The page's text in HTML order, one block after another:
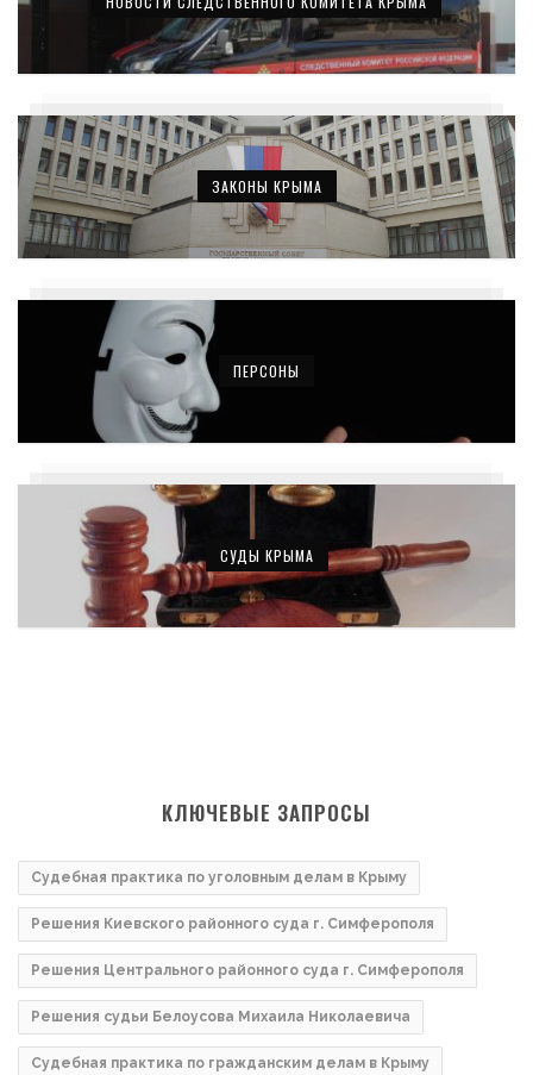
ЗАКОНЫ КРЫМА
ПЕРСОНЫ
СУДЫ КРЫМА
КЛЮЧЕВЫЕ ЗАПРОСЫ
Судебная практика по уголовным делам в Крыму
Решения Киевского районного суда г. Симферополя
Решения Центрального районного суда г. Симферополя
Решения судьи Белоусова Михаила Николаевича
Судебная практика по гражданским делам в Крыму